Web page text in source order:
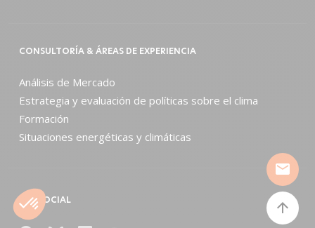
mail
arrow_upward
CONSULTORÍA & ÁREAS DE EXPERIENCIA
Análisis de Mercado
Estrategia y evaluación de políticas sobre el clima
Formación
Situaciones energéticas y climáticas
RED SOCIAL